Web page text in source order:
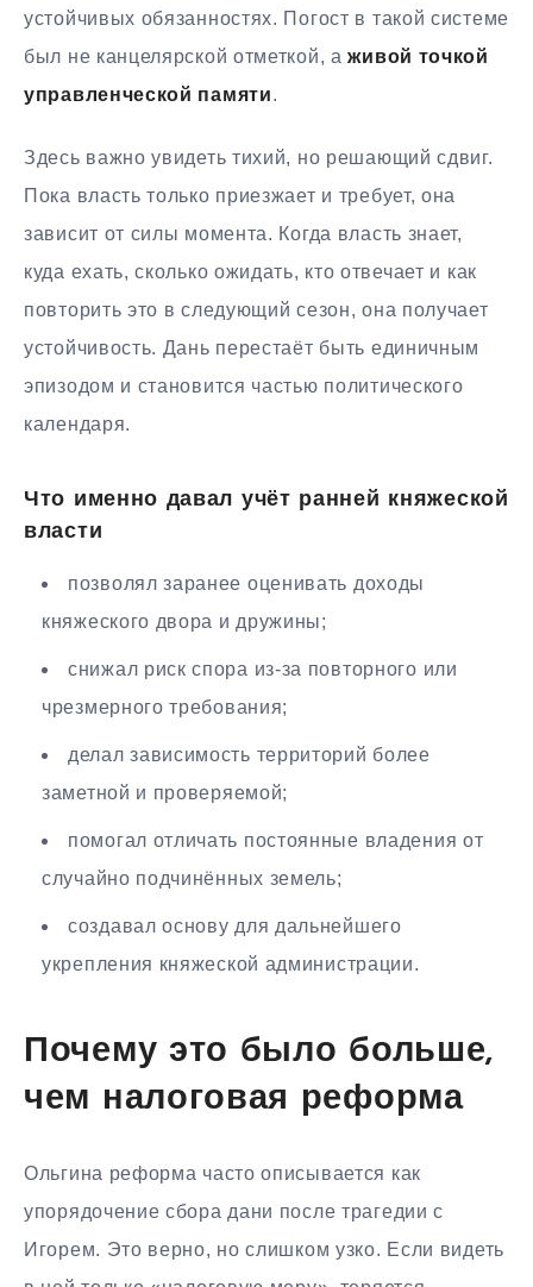
устойчивых обязанностях. Погост в такой системе
был не канцелярской отметкой, аживой точкой
управленческой памяти.
Здесь важно увидеть тихий, но решающий сдвиг.
Пока власть только приезжает и требует, она
зависит от силы момента. Когда власть знает,
куда ехать, сколько ожидать, кто отвечает и как
повторить это в следующий сезон, она получает
устойчивость. Дань перестаёт быть единичным
эпизодом и становится частью политического
календаря.
Что именно давал учёт ранней княжеской
власти
позволял заранее оценивать доходы
княжеского двора и дружины;
снижал риск спора из-за повторного или
чрезмерного требования;
делал зависимость территорий более
заметной и проверяемой;
помогал отличать постоянные владения от
случайно подчинённых земель;
создавал основу для дальнейшего
укрепления княжеской администрации.
Почему это было больше,
чем налоговая реформа
Ольгина реформа часто описывается как
упорядочение сбора дани после трагедии с
Игорем. Это верно, но слишком узко. Если видеть